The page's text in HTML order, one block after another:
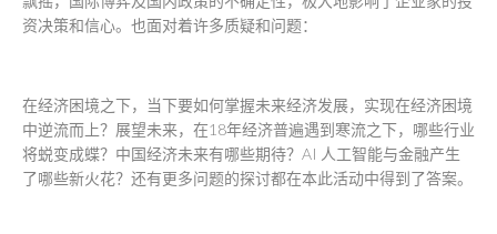
资决策和信心。也面对着许多质疑和问题：
在经济困境之下，当下要如何掌握未来经济发展，实现在经济困境
中逆流而上？展望未来，在18年经济普遍遇到寒流之下，哪些行业
将蜕变成蝶？中国经济未来有哪些期待？AI 人工智能与金融产生
了哪些新火花？还有更多问题的探讨都在本此活动中得到了答案。